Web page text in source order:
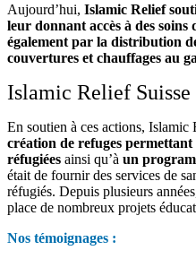
Aujourd’hui, Islamic Relief
leur donnant accès à des soins
également par la distribution
couvertures et chauffages au
Islamic Relief Suisse
En soutien à ces actions, Islamic
création de refuges permettant
réfugiées ainsi qu’à un
était de fournir des services de
réfugiés. Depuis plusieurs
place de nombreux projets
Nos témoignages :